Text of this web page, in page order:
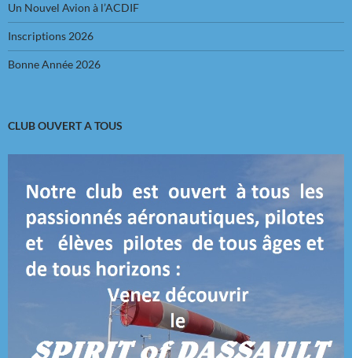
Un Nouvel Avion à l’ACDIF
Inscriptions 2026
Bonne Année 2026
CLUB OUVERT A TOUS